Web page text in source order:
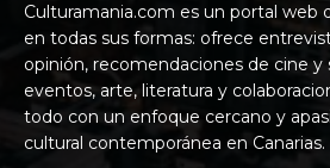
Culturamania.com es un portal web
en todas sus formas: ofrece
opinión, recomendaciones de cine y
eventos, arte, literatura y
todo con un enfoque cercano y
cultural contemporánea en Canarias.